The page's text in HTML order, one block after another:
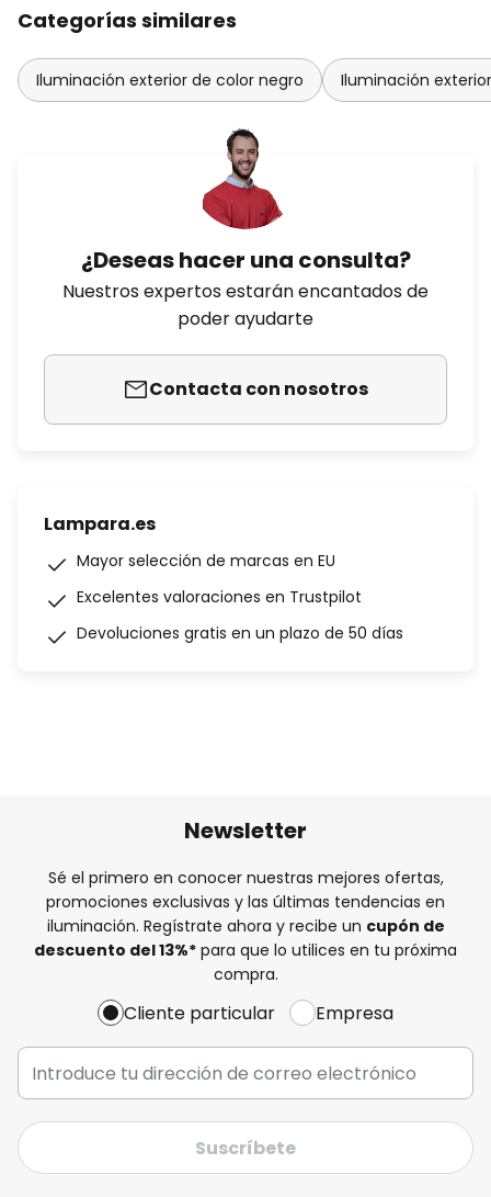
Categorías similares
Iluminación exterior de color negro Iluminación
¿Deseas hacer una consulta?
Nuestros expertos estarán encantados de
poder ayudarte
Contacta con nosotros
Lampara.es
Mayor selección de marcas en EU
Excelentes valoraciones en Trustpilot
Devoluciones gratis en un plazo de 50 días
Newsletter
Sé el primero en conocer nuestras mejores ofertas,
promociones exclusivas y las últimas tendencias en
iluminación. Regístrate ahora y recibe un cupón de
descuento del13%* para que lo utilices en tu próxima
compra.
Cliente particular Empresa
Suscríbete